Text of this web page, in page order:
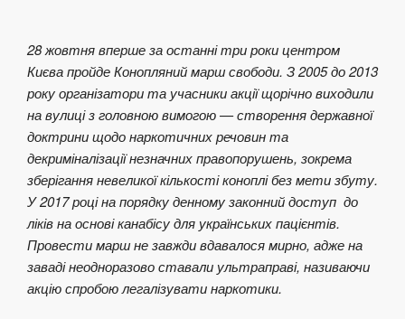
28 жовтня вперше за останні три роки центром
Києва пройде Конопляний марш свободи. З 2005 до 2013
року організатори та учасники акції щорічно виходили
на вулиці з головною вимогою — створення державної
доктрини щодо наркотичних речовин та
декриміналізації незначних правопорушень, зокрема
зберігання невеликої кількості коноплі без мети збуту.
У 2017 році на порядку денному законний доступ до
ліків на основі канабісу для українських пацієнтів.
Провести марш не завжди вдавалося мирно, адже на
заваді неодноразово ставали ультраправі, називаючи
акцію спробою легалізувати наркотики.